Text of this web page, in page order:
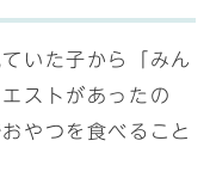
いた子から「みん
ストがあったの
やつを食べること